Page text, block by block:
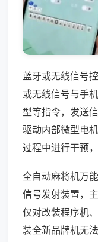
蓝牙或无线信号
或无线信号与手
型等指令，发送
驱动内部微型电
过程中进行干预
全自动麻将机万
信号发射装置，
仅对改装程序机
装全新品牌机无